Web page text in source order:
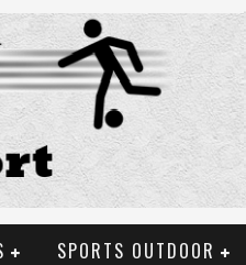
SPORTS OUTDOOR